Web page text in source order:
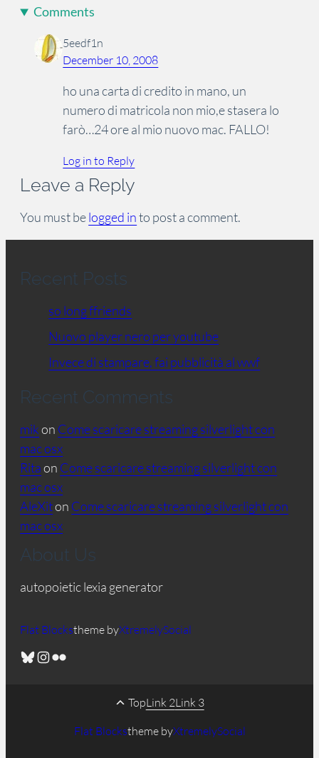
Comments
5eedf1n
December 10, 2008
ho una carta di credito in mano, un
numero di matricola non mio,e stasera lo
farò…24 ore al mio nuovo mac. FALLO!
Log in to Reply
Leave a Reply
You must belogged into post a comment.
Recent Posts
so long ffriends
Nuovo player nero per youtube
Invece di stampare, fai pubblicità al wwf
Recent Comments
mikon Come scaricare streaming silverlight con
mac osx
Ritaon Come scaricare streaming silverlight con
mac osx
AleXiton Come scaricare streaming silverlight con
mac osx
About Us
autopoietic lexia generator
Flat Blockstheme byXtremelySocial
Bluesky Instagram Flickr
TopLink 2Link 3
Flat Blockstheme byXtremelySocial